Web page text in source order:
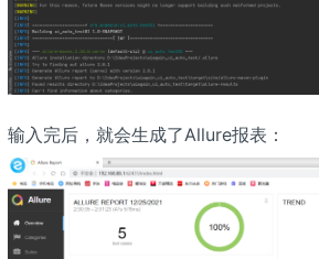
输入完后，就会生成了Allure报表：